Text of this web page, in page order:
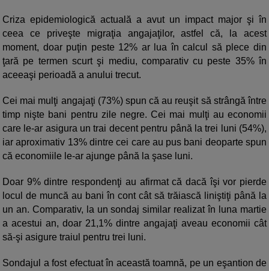
Criza epidemiologică actuală a avut un impact major şi în
ceea ce priveşte migraţia angajaţilor, astfel că, la acest
moment, doar puţin peste 12% ar lua în calcul să plece din
ţară pe termen scurt şi mediu, comparativ cu peste 35% în
aceeaşi perioadă a anului trecut.
Cei mai mulţi angajaţi (73%) spun că au reuşit să strângă între
timp nişte bani pentru zile negre. Cei mai mulţi au economii
care le-ar asigura un trai decent pentru până la trei luni (54%),
iar aproximativ 13% dintre cei care au pus bani deoparte spun
că economiile le-ar ajunge până la şase luni.
Doar 9% dintre respondenţi au afirmat că dacă îşi vor pierde
locul de muncă au bani în cont cât să trăiască liniştiţi până la
un an. Comparativ, la un sondaj similar realizat în luna martie
a acestui an, doar 21,1% dintre angajaţi aveau economii cât
să-şi asigure traiul pentru trei luni.
Sondajul a fost efectuat în această toamnă, pe un eşantion de